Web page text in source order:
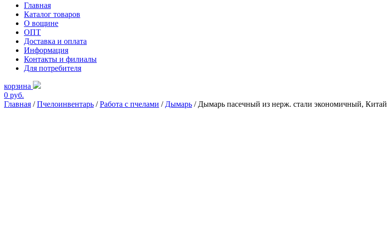
Главная
Каталог товаров
О вощине
ОПТ
Доставка и оплата
Информация
Контакты и филиалы
Для потребителя
корзина
0 руб.
Главная /Пчелоинвентарь /Работа с пчелами / Дымарь / Дымарь пасечный из нерж. стали экономичный, Китай